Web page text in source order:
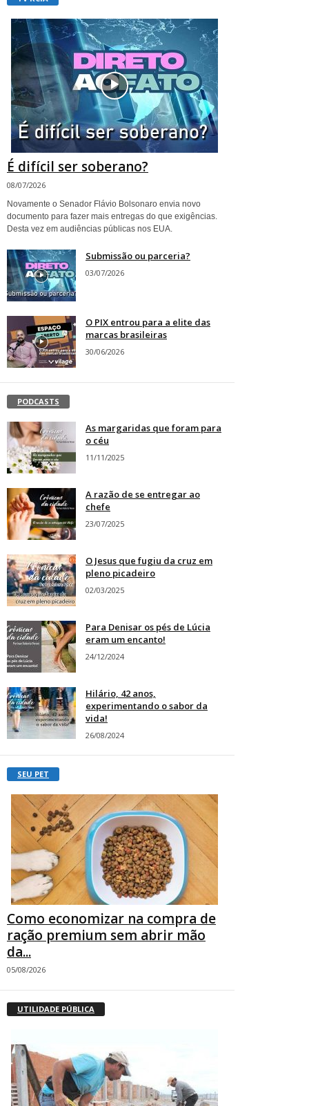
É difícil ser soberano?
08/07/2026
Novamente o Senador Flávio Bolsonaro envia novo
documento para fazer mais entregas do que exigências.
Desta vez em audiências públicas nos EUA.
Submissão ou parceria?
03/07/2026
O PIX entrou para a elite das
marcas brasileiras
30/06/2026
PODCASTS
As margaridas que foram para
o céu
11/11/2025
A razão de se entregar ao
chefe
23/07/2025
O Jesus que fugiu da cruz em
pleno picadeiro
02/03/2025
Para Denisar os pés de Lúcia
eram um encanto!
24/12/2024
Hilário, 42 anos,
experimentando o sabor da
vida!
26/08/2024
SEU PET
Como economizar na compra de
ração premium sem abrir mão
da...
05/08/2026
UTILIDADE PÚBLICA